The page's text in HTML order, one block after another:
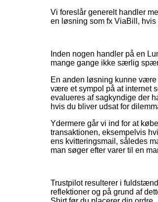
Vi foreslår generelt handler
en løsning som fx ViaBill,
Inden nogen handler på en
mange gange ikke særlig
En anden løsning kunne
være et sympol på at internet
evalueres af sagkyndige der
hvis du bliver udsat for
Ydermere går vi ind for at
transaktionen, eksempelvis
ens kvitteringsmail, således
man søger efter varer til en
Trustpilot resulterer i
reflektioner og på grund af